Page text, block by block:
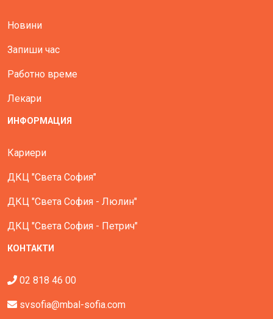
Новини
Запиши час
Работно време
Лекари
ИНФОРМАЦИЯ
Кариери
ДКЦ "Света София"
ДКЦ "Света София - Люлин"
ДКЦ "Света София - Петрич"
КОНТАКТИ
02 818 46 00
svsofia@mbal-sofia.com